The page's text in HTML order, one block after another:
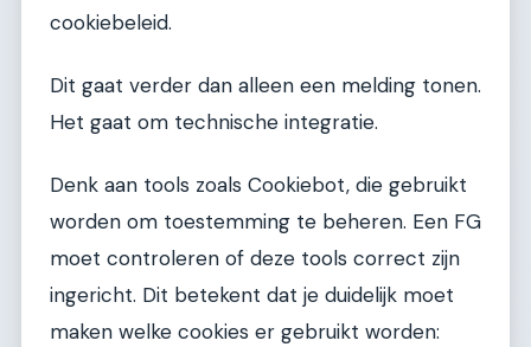
cookiebeleid.
Dit gaat verder dan alleen een melding tonen.
Het gaat om technische integratie.
Denk aan tools zoals Cookiebot, die gebruikt
worden om toestemming te beheren. Een FG
moet controleren of deze tools correct zijn
ingericht. Dit betekent dat je duidelijk moet
maken welke cookies er gebruikt worden: